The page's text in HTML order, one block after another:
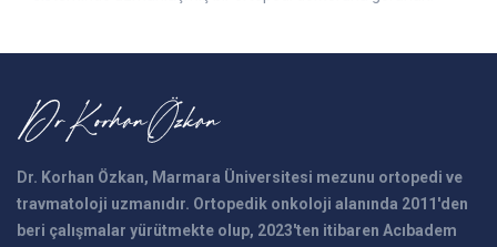
Dr. Korhan Özkan, Marmara Üniversitesi mezunu ortopedi ve
travmatoloji uzmanıdır. Ortopedik onkoloji alanında 2011'den
beri çalışmalar yürütmekte olup, 2023'ten itibaren Acıbadem